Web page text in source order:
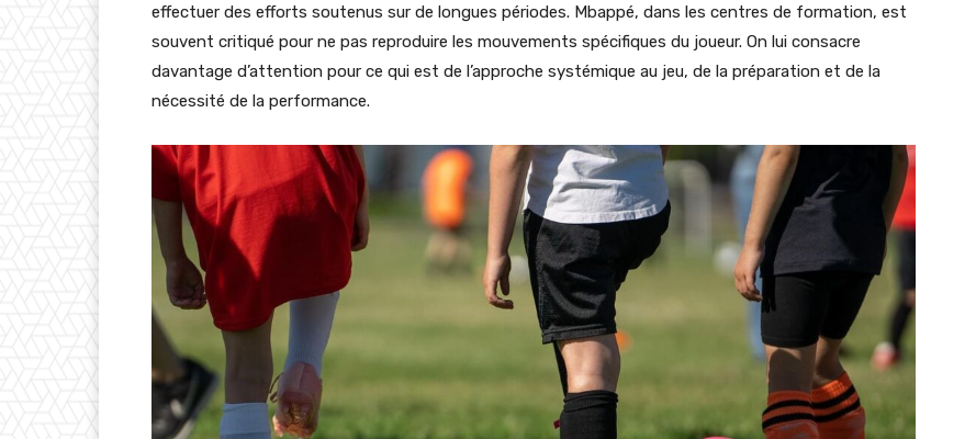
effectuer des efforts soutenus sur de longues périodes. Mbappé, dans les centres de formation, est
souvent critiqué pour ne pas reproduire les mouvements spécifiques du joueur. On lui consacre
davantage d’attention pour ce qui est de l’approche systémique au jeu, de la préparation et de la
nécessité de la performance.